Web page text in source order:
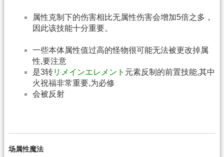
属性克制下的伤害相比无属性伤害会增加5倍之多，
因此该技能十分重要。
一些本体属性值过高的怪物很可能无法被更改掉属
性,要注意
是3转リメインエレメント 元素反制的前置技能,其中
火祝福非常重要,为必修
会被反射
场属性魔法